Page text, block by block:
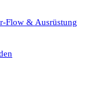
Flow & Ausrüstung